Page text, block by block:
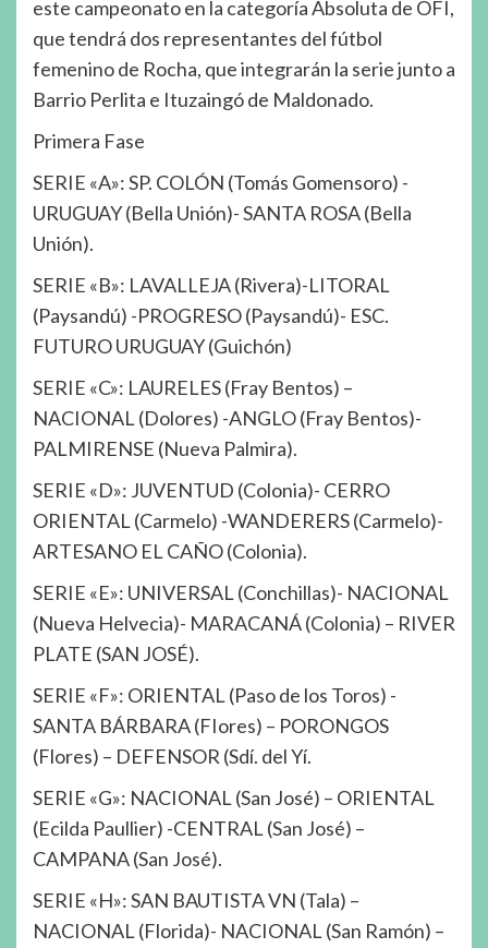
este campeonato en la categoría Absoluta de OFI,
que tendrá dos representantes del fútbol
femenino de Rocha, que integrarán la serie junto a
Barrio Perlita e Ituzaingó de Maldonado.
Primera Fase
SERIE «A»: SP. COLÓN (Tomás Gomensoro) -
URUGUAY (Bella Unión)- SANTA ROSA (Bella
Unión).
SERIE «B»: LAVALLEJA (Rivera)-LITORAL
(Paysandú) -PROGRESO (Paysandú)- ESC.
FUTURO URUGUAY (Guichón)
SERIE «C»: LAURELES (Fray Bentos) –
NACIONAL (Dolores) -ANGLO (Fray Bentos)-
PALMIRENSE (Nueva Palmira).
SERIE «D»: JUVENTUD (Colonia)- CERRO
ORIENTAL (Carmelo) -WANDERERS (Carmelo)-
ARTESANO EL CAÑO (Colonia).
SERIE «E»: UNIVERSAL (Conchillas)- NACIONAL
(Nueva Helvecia)- MARACANÁ (Colonia) – RIVER
PLATE (SAN JOSÉ).
SERIE «F»: ORIENTAL (Paso de los Toros) -
SANTA BÁRBARA (FIores) – PORONGOS
(Flores) – DEFENSOR (Sdí. del Yí.
SERIE «G»: NACIONAL (San José) – ORIENTAL
(Ecilda Paullier) -CENTRAL (San José) –
CAMPANA (San José).
SERIE «H»: SAN BAUTISTA VN (Tala) –
NACIONAL (Florida)- NACIONAL (San Ramón) –